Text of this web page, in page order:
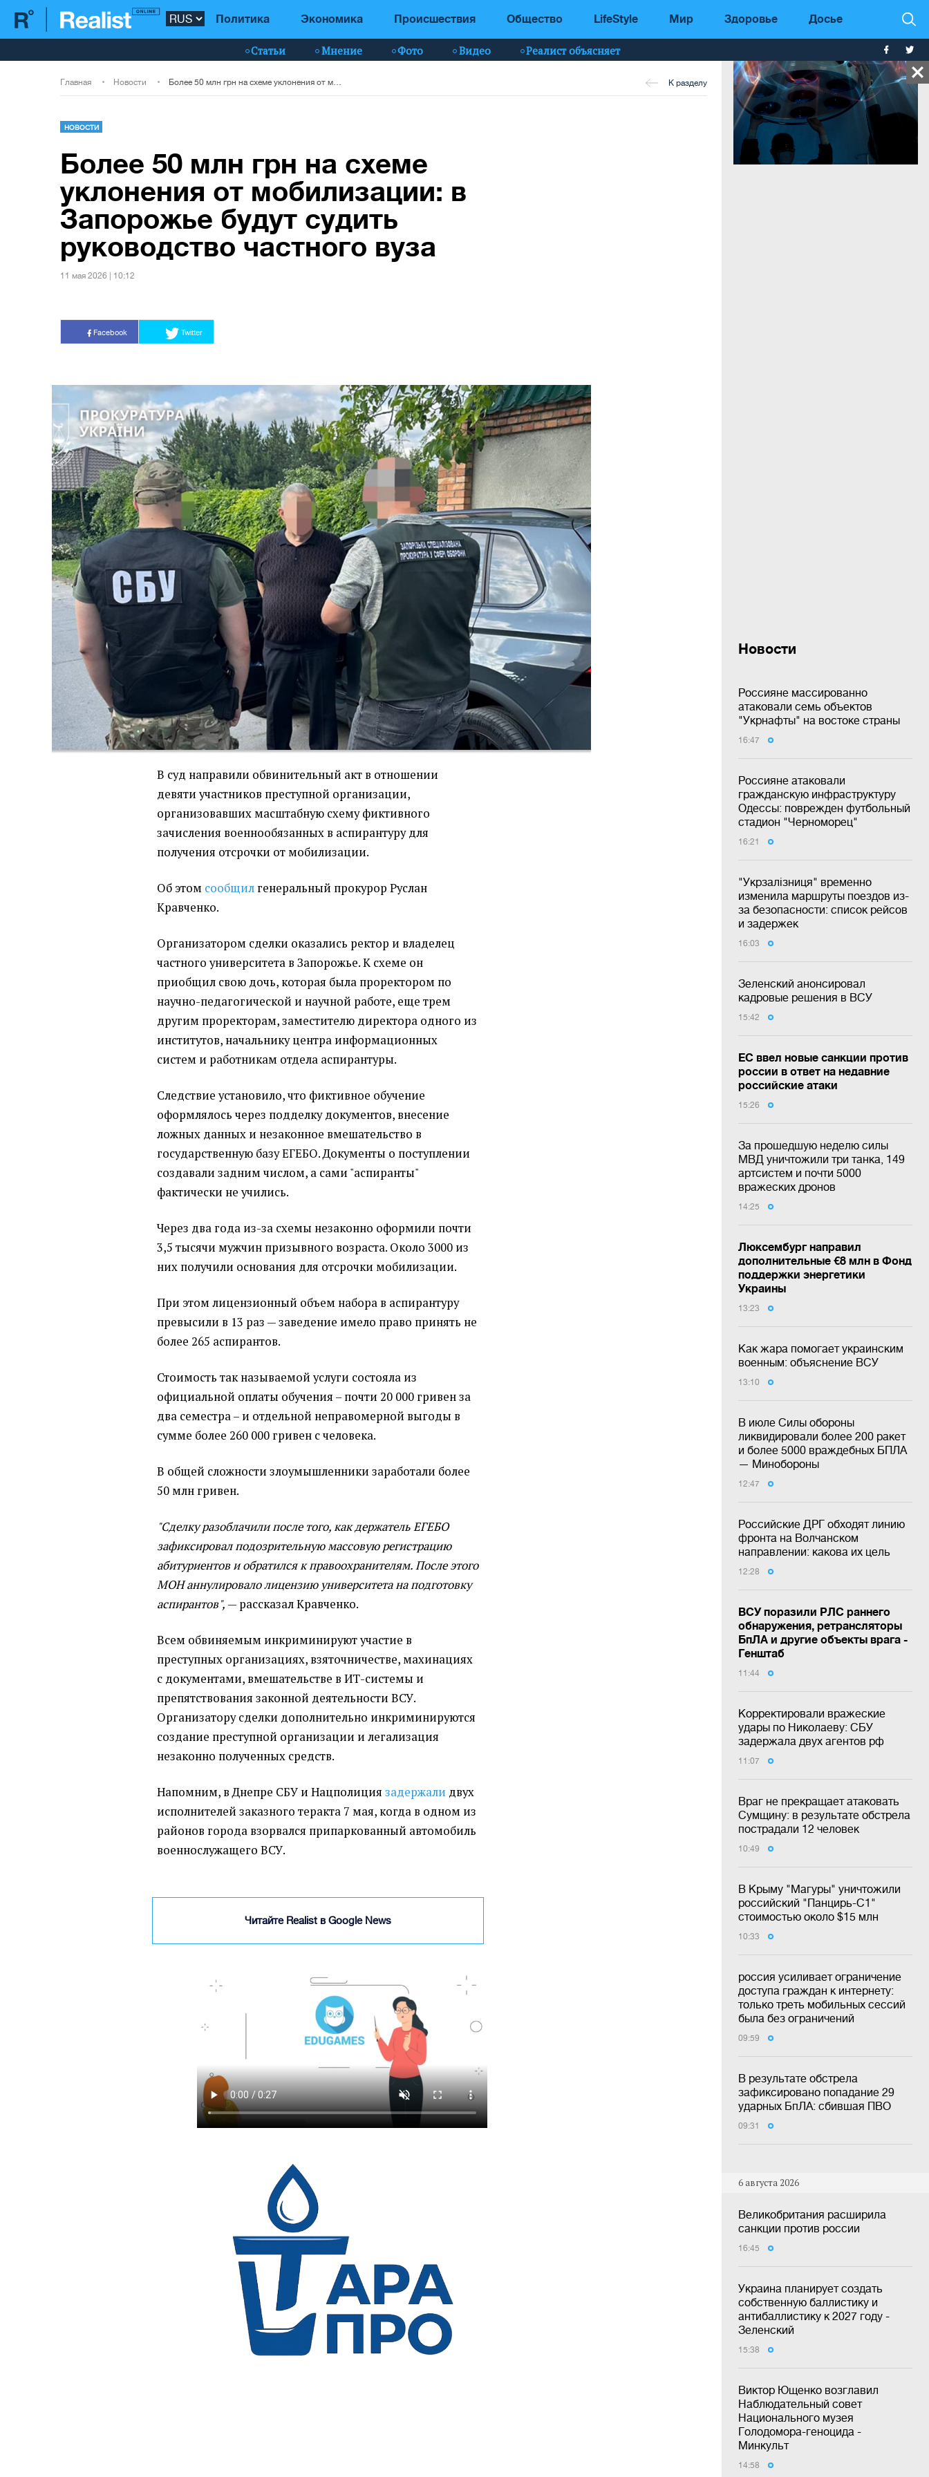
Политика Экономика Происшествия Общество LifeStyle Мир Здоровье Досье
Статьи Мнение Фото Видео Реалист объясняет
Новости
Россияне массированно
атаковали семь объектов
"Укрнафты" на востоке страны
16:47
Россияне атаковали
гражданскую инфраструктуру
Одессы: поврежден футбольный
стадион "Черноморец"
16:21
"Укрзалізниця" временно
изменила маршруты поездов из-
за безопасности: список рейсов
и задержек
16:03
Зеленский анонсировал
кадровые решения в ВСУ
15:42
ЕС ввел новые санкции против
россии в ответ на недавние
российские атаки
15:26
За прошедшую неделю силы
МВД уничтожили три танка, 149
артсистем и почти 5000
вражеских дронов
14:25
Люксембург направил
дополнительные €8 млн в Фонд
поддержки энергетики
Украины
13:23
Как жара помогает украинским
военным: объяснение ВСУ
13:10
В июле Силы обороны
ликвидировали более 200 ракет
и более 5000 враждебных БПЛА
— Минобороны
12:47
Российские ДРГ обходят линию
фронта на Волчанском
направлении: какова их цель
12:28
ВСУ поразили РЛС раннего
обнаружения, ретрансляторы
БпЛА и другие объекты врага -
Генштаб
11:44
Корректировали вражеские
удары по Николаеву: СБУ
задержала двух агентов рф
11:07
Враг не прекращает атаковать
Сумщину: в результате обстрела
пострадали 12 человек
10:49
В Крыму "Магуры" уничтожили
российский "Панцирь-С1"
стоимостью около $15 млн
10:33
россия усиливает ограничение
доступа граждан к интернету:
только треть мобильных сессий
была без ограничений
09:59
В результате обстрела
зафиксировано попадание 29
ударных БпЛА: сбившая ПВО
09:31
6 августа 2026
Великобритания расширила
санкции против россии
16:45
Украина планирует создать
собственную баллистику и
антибаллистику к 2027 году -
Зеленский
15:38
Виктор Ющенко возглавил
Наблюдательный совет
Национального музея
Голодомора-геноцида -
Минкульт
14:58
Главная Новости К разделу
НОВОСТИ
Более 50 млн грн на схеме
уклонения от мобилизации: в
Запорожье будут судить
руководство частного вуза
11 мая 2026 | 10:12
Facebook Twitter
В суд направили обвинительный акт в отношении
девяти участников преступной организации,
организовавших масштабную схему фиктивного
зачисления военнообязанных в аспирантуру для
получения отсрочки от мобилизации.
Об этом сообщил генеральный прокурор Руслан
Кравченко.
Организатором сделки оказались ректор и владелец
частного университета в Запорожье. К схеме он
приобщил свою дочь, которая была проректором по
научно-педагогической и научной работе, еще трем
другим проректорам, заместителю директора одного из
институтов, начальнику центра информационных
систем и работникам отдела аспирантуры.
Следствие установило, что фиктивное обучение
оформлялось через подделку документов, внесение
ложных данных и незаконное вмешательство в
государственную базу ЕГЕБО. Документы о поступлении
создавали задним числом, а сами "аспиранты"
фактически не учились.
Через два года из-за схемы незаконно оформили почти
3,5 тысячи мужчин призывного возраста. Около 3000 из
них получили основания для отсрочки мобилизации.
При этом лицензионный объем набора в аспирантуру
превысили в 13 раз — заведение имело право принять не
более 265 аспирантов.
Стоимость так называемой услуги состояла из
официальной оплаты обучения – почти 20 000 гривен за
два семестра – и отдельной неправомерной выгоды в
сумме более 260 000 гривен с человека.
В общей сложности злоумышленники заработали более
50 млн гривен.
"Сделку разоблачили после того, как держатель ЕГЕБО
зафиксировал подозрительную массовую регистрацию
абитуриентов и обратился к правоохранителям. После этого
МОН аннулировало лицензию университета на подготовку
аспирантов", — рассказал Кравченко.
Всем обвиняемым инкриминируют участие в
преступных организациях, взяточничестве, махинациях
с документами, вмешательстве в ИТ-системы и
препятствования законной деятельности ВСУ.
Организатору сделки дополнительно инкриминируются
создание преступной организации и легализация
незаконно полученных средств.
Напомним, в Днепре СБУ и Нацполициязадержали двух
исполнителей заказного теракта 7 мая, когда в одном из
районов города взорвался припаркованный автомобиль
военнослужащего ВСУ.
Читайте Realist в Google News